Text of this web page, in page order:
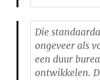
Die
ongeveer als
een duur
ontwikkelen.